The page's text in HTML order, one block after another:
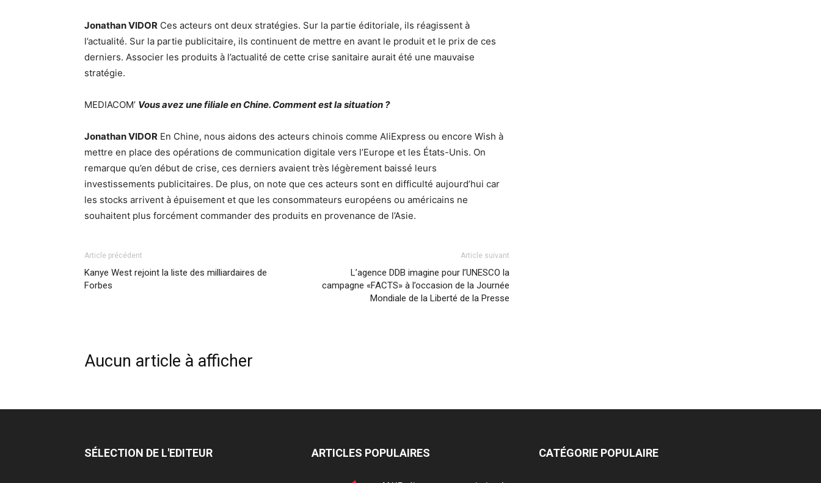
Jonathan VIDOR Ces acteurs ont deux stratégies. Sur la partie éditoriale, ils réagissent à
l’actualité. Sur la partie publicitaire, ils continuent de mettre en avant le produit et le prix de ces
derniers. Associer les produits à l’actualité de cette crise sanitaire aurait été une mauvaise
stratégie.
MEDIACOM’ Vous avez une filiale en Chine. Comment est la situation ?
Jonathan VIDOR En Chine, nous aidons des acteurs chinois comme AliExpress ou encore Wish à
mettre en place des opérations de communication digitale vers l’Europe et les États-Unis. On
remarque qu’en début de crise, ces derniers avaient très légèrement baissé leurs
investissements publicitaires. De plus, on note que ces acteurs sont en difficulté aujourd’hui car
les stocks arrivent à épuisement et que les consommateurs européens ou américains ne
souhaitent plus forcément commander des produits en provenance de l’Asie.
Article précédent
Kanye West rejoint la liste des milliardaires de
Forbes
Article suivant
L’agence DDB imagine pour l’UNESCO la
campagne «FACTS» à l’occasion de la Journée
Mondiale de la Liberté de la Presse
Aucun article à afficher
SÉLECTION DE L'EDITEUR ARTICLES POPULAIRES CATÉGORIE POPULAIRE